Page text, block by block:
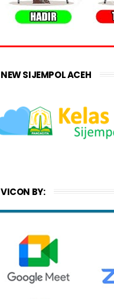
NEW SIJEMPOL ACEH
VICON BY: